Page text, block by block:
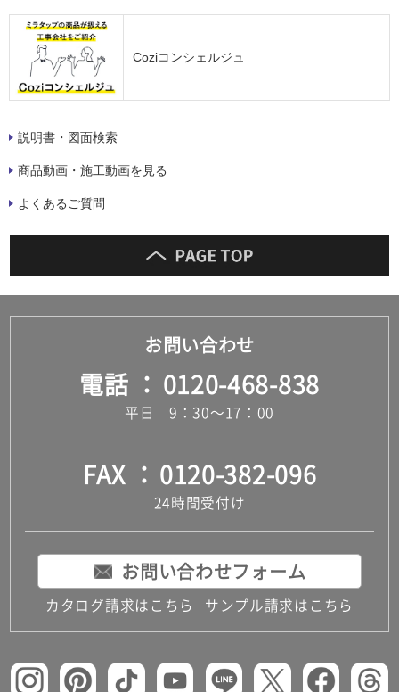
Coziコンシェルジュ
説明書・図面検索
商品動画・施工動画を見る
よくあるご質問
お問い合わせ
電話 0120-468-838
平日 9：30～17：00
FAX 0120-382-096
24時間受付け
お問い合わせフォーム
カタログ請求はこちら サンプル請求はこちら